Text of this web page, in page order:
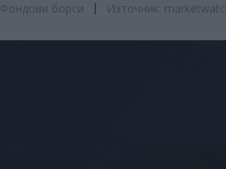
Фондови борси Източник: